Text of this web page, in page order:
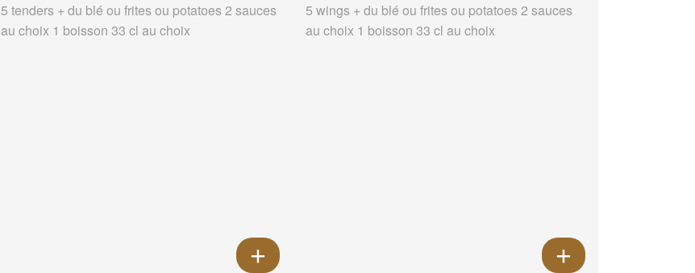
5 tenders + du blé ou frites ou potatoes 2 sauces
au choix 1 boisson 33 cl au choix
5 wings + du blé ou frites ou potatoes 2 sauces
au choix 1 boisson 33 cl au choix